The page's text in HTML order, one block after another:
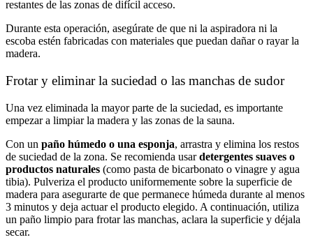
restantes de las zonas de difícil acceso.
Durante esta operación, asegúrate de que ni la aspiradora ni la
escoba estén fabricadas con materiales que puedan dañar o rayar la
madera.
Frotar y eliminar la suciedad o las manchas de sudor
Una vez eliminada la mayor parte de la suciedad, es importante
empezar a limpiar la madera y las zonas de la sauna.
Con un paño húmedo o una esponja, arrastra y elimina los restos
de suciedad de la zona. Se recomienda usardetergentes suaves o
productos naturales (como pasta de bicarbonato o vinagre y agua
tibia). Pulveriza el producto uniformemente sobre la superficie de
madera para asegurarte de que permanece húmeda durante al menos
3 minutos y deja actuar el producto elegido. A continuación, utiliza
un paño limpio para frotar las manchas, aclara la superficie y déjala
secar.